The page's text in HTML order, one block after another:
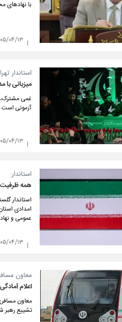
با نهادهای
۱۴۰۵/
​استاندار
میزبانی
غمی مشترک،
آزمونی است
۱۴۰۵/
استاندار:
همه
استاندار
امدادی
عمومی و
۱۴۰۵/
معاون
اعلام
معاون
تشییع رهبر